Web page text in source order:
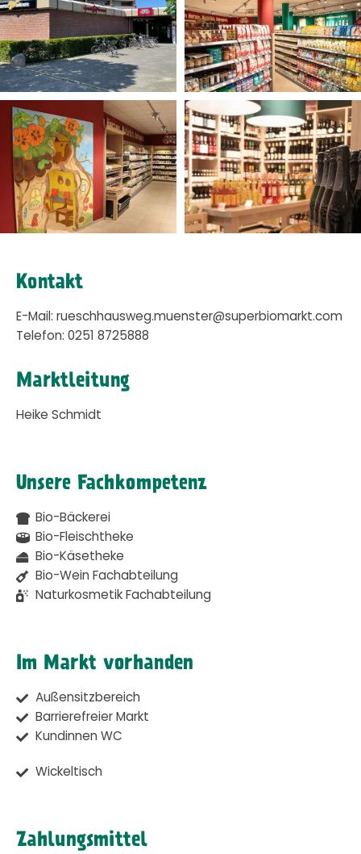
Kontakt
E-Mail: rueschhausweg.muenster@superbiomarkt.com
Telefon: 0251 8725888
Marktleitung
Heike Schmidt
Unsere Fachkompetenz
Bio-Bäckerei
Bio-Fleischtheke
Bio-Käsetheke
Bio-Wein Fachabteilung
Naturkosmetik Fachabteilung
Im Markt vorhanden
Außensitzbereich
Barrierefreier Markt
Kundinnen WC
Wickeltisch
Zahlungsmittel